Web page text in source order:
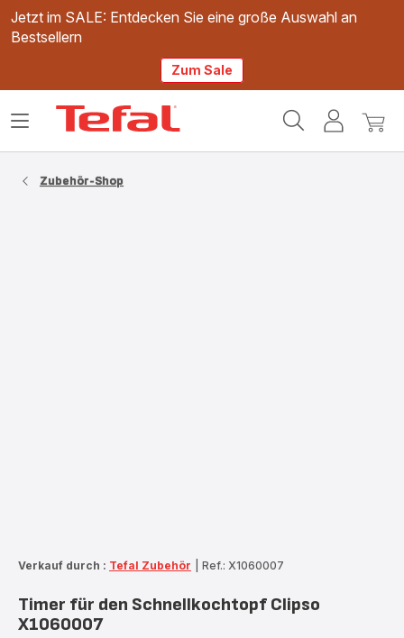
Jetzt im SALE: Entdecken Sie eine große Auswahl an
Bestsellern
Zum Sale
Mein
Mein
Das
Zubehör-Shop
Verkauf durch : Tefal Zubehör Ref.: X1060007
Timer für den Schnellkochtopf Clipso
X1060007